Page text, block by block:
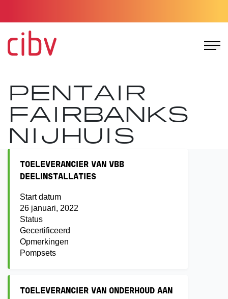
PENTAIR
FAIRBANKS
NIJHUIS
TOELEVERANCIER VAN VBB
DEELINSTALLATIES
Start datum
26 januari, 2022
Status
Gecertificeerd
Opmerkingen
Pompsets
TOELEVERANCIER VAN ONDERHOUD AAN